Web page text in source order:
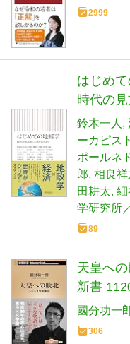
2999
はじめ
時代の
鈴木一人
ーカピス
ポールネ
郎 相良祥
田耕太 細
学研究所
89
天皇へ
新書
國分功一
306